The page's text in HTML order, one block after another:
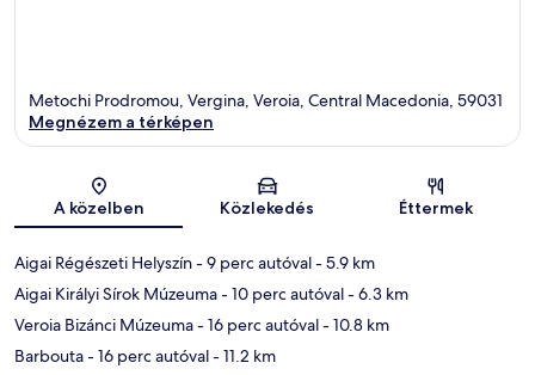
Térkép
Metochi Prodromou, Vergina, Veroia, Central Macedonia, 59031
Megnézem a térképen
A közelben Közlekedés Éttermek
Aigai Régészeti Helyszín- 9 perc autóval- 5.9 km
Aigai Királyi Sírok Múzeuma- 10 perc autóval- 6.3 km
Veroia Bizánci Múzeuma- 16 perc autóval- 10.8 km
Barbouta- 16 perc autóval- 11.2 km